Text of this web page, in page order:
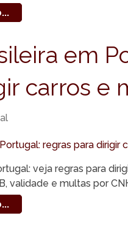
em
carros e
veja regras para
validade e multas por